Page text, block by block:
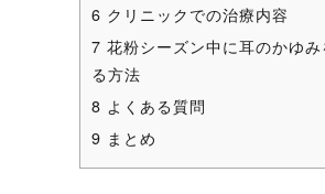
6 クリニックでの治療内容
7 花粉シーズン中に耳のかゆみ
る方法
8 よくある質問
9 まとめ